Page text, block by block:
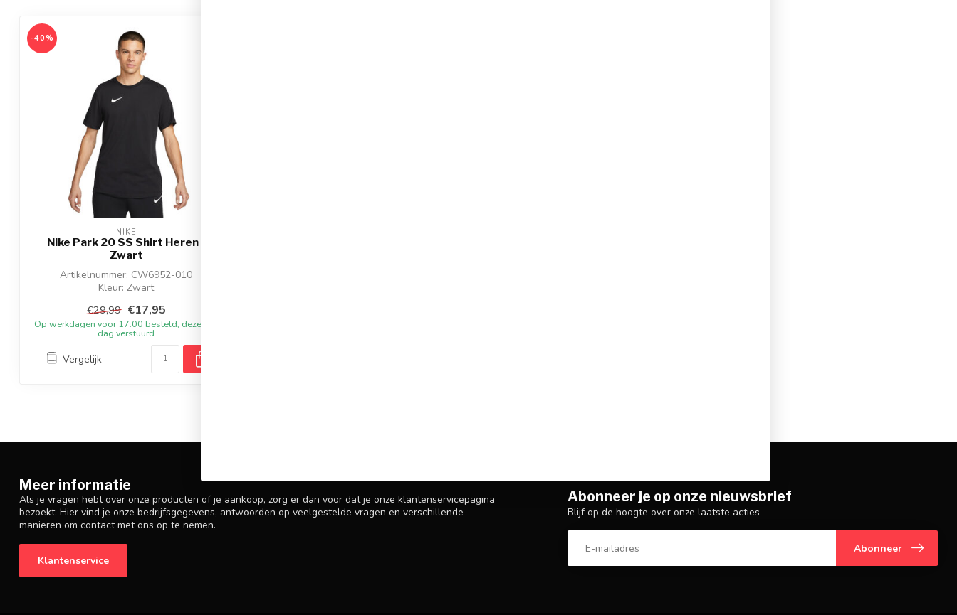
-40%
NIKE
Nike Park 20 SS Shirt Heren -
Zwart
Artikelnummer: CW6952-010
Kleur: Zwart
€29,99 €17,95
Op werkdagen voor 17.00 besteld, dezelfde
dag verstuurd
Vergelijk
Meer informatie
Als je vragen hebt over onze producten of je aankoop, zorg er dan voor dat je onze klantenservicepagina
bezoekt. Hier vind je onze bedrijfsgegevens, antwoorden op veelgestelde vragen en verschillende
manieren om contact met ons op te nemen.
Klantenservice
Abonneer je op onze nieuwsbrief
Blijf op de hoogte over onze laatste acties
Abonneer